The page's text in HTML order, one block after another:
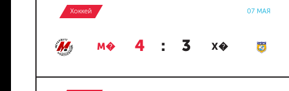
Хоккей 07 МАЯ
М� 4 : 3 Х�